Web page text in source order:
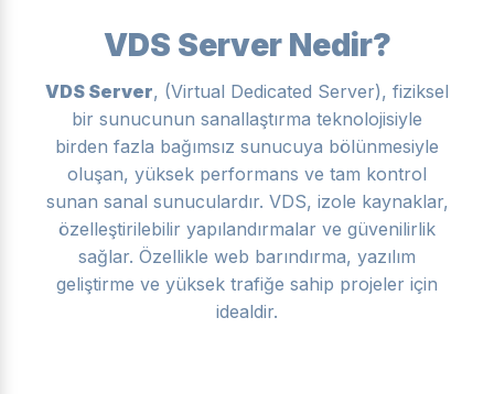
VDS Server Nedir?
VDS Server, (Virtual Dedicated Server), fiziksel
bir sunucunun sanallaştırma teknolojisiyle
birden fazla bağımsız sunucuya bölünmesiyle
oluşan, yüksek performans ve tam kontrol
sunan sanal sunuculardır. VDS, izole kaynaklar,
özelleştirilebilir yapılandırmalar ve güvenilirlik
sağlar. Özellikle web barındırma, yazılım
geliştirme ve yüksek trafiğe sahip projeler için
idealdir.